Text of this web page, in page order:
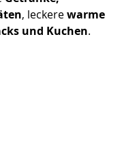
, leckere warme
und Kuchen.